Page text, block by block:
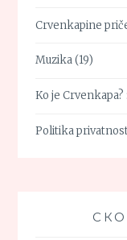
Crvenkapine
Muzika(19)
Ko je Crvenkapa?
Politika